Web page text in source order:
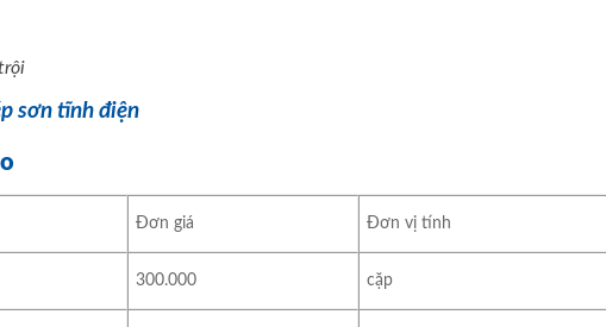
sơn tĩnh điện
Đơn giá Đơn vị tính
300.000 cặp